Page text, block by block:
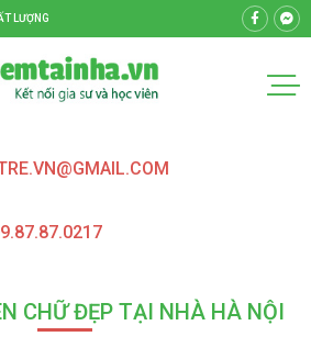
LƯỢNG
CHỮ ĐẸP TẠI NHÀ HÀ NỘI